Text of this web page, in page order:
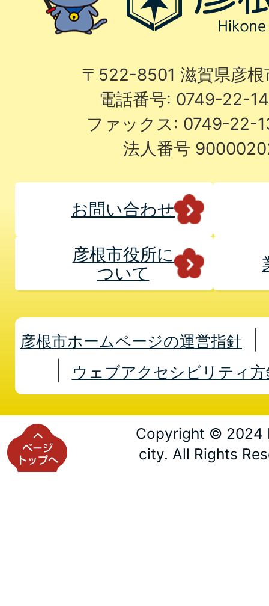
〒522-8501 滋賀県彦
電話番号: 0749-22-
ファックス: 0749-22-
法人番号
お問い合わせ
彦根市役所に
ついて
彦根市ホームページの運営指針
ウェブアクセシビリティ方
Copyright © 2024
city. All Rights